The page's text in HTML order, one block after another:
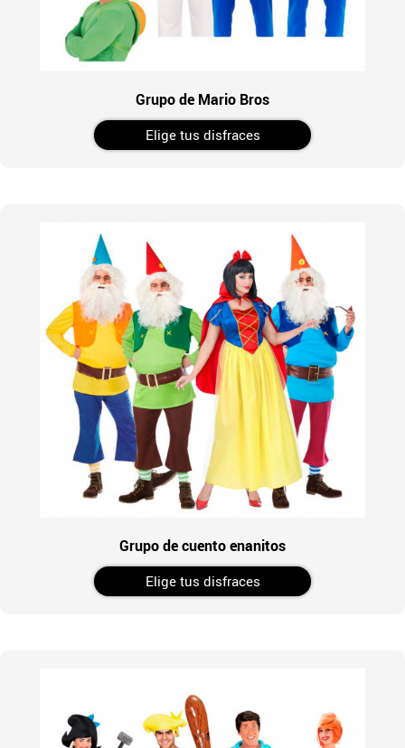
Grupo de Mario Bros
Elige tus disfraces
Grupo de cuento enanitos
Elige tus disfraces